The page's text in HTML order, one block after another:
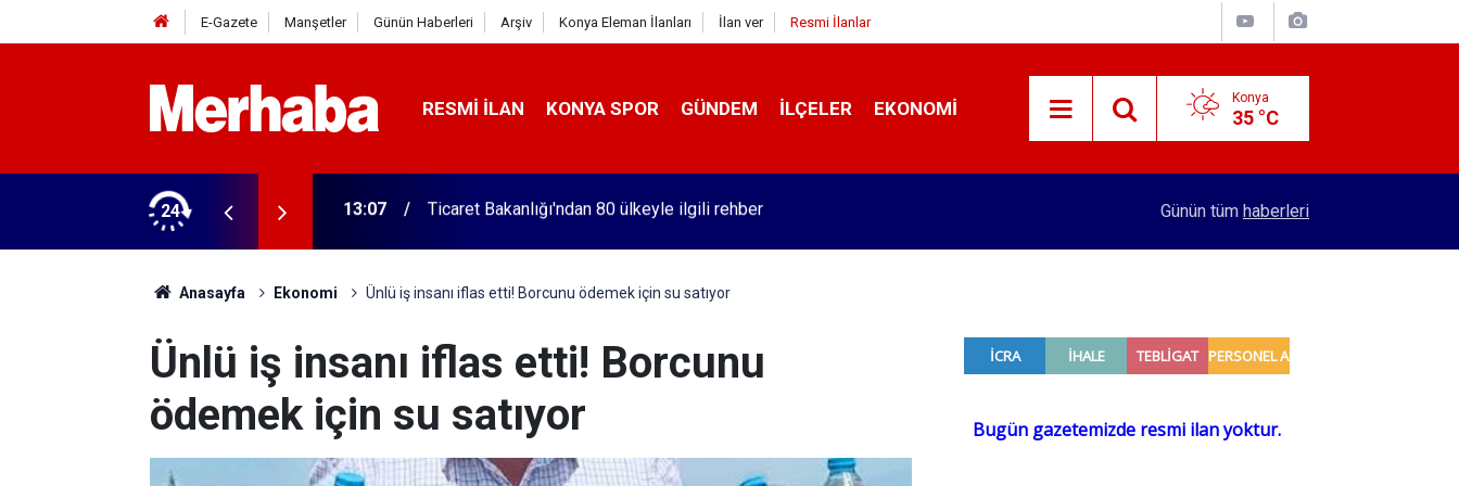
E-Gazete Manşetler Günün Haberleri Arşiv Konya Eleman İlanları İlan ver Resmi İlanlar
RESMI İLAN KONYA SPOR GÜNDEM İLÇELER EKONOMI Konya
35 °C
24 13:06 Konya dahil birçok ilde çiftçilerin kullanımı iki kat arttı! 12 bin yıllık Iza Buğdayı geleceğe taşınıyor
Günün tüm haberleri
Anasayfa Ekonomi Ünlü iş insanı iflas etti! Borcunu ödemek için su satıyor
Ünlü iş insanı iflas etti! Borcunu
ödemek için su satıyor